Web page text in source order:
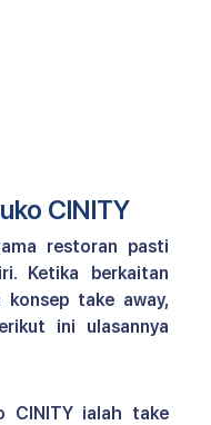
CINITY
restoran pasti
Ketika berkaitan
konsep take away,
ini ulasannya
CINITY ialah take